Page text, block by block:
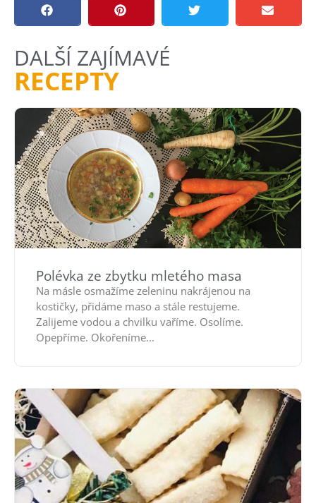
DALŠÍ ZAJÍMAVÉ
RECEPTY
Polévka ze zbytku mletého masa
Na másle osmažíme zeleninu nakrájenou na
kostičky, přidáme maso a stále restujeme.
Zalijeme vodou a chvilku vaříme. Osolíme.
Opepříme. Okořeníme...